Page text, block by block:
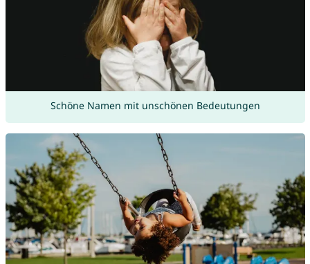
Schöne Namen mit unschönen Bedeutungen